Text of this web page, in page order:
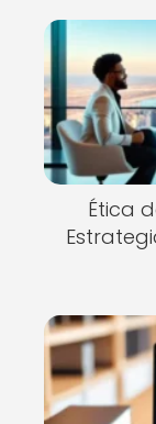
Ética